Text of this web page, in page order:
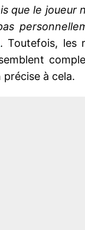
que le joueur
. Toutefois, les
à cela.